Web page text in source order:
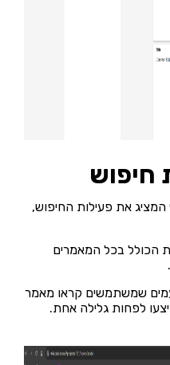
חיפוש
המציג את פעילות החיפוש,
הכולל בכל המאמרים
שמשתמשים קראו מאמר